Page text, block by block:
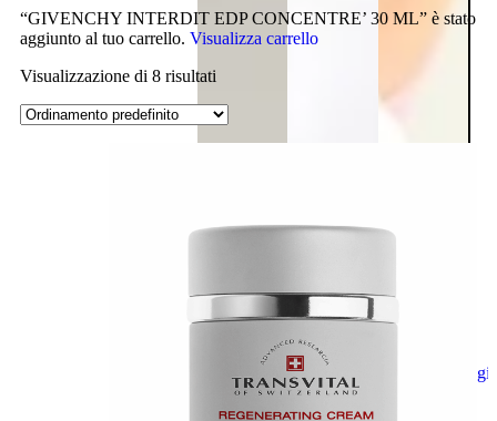
Aggiungi
“GIVENCHY INTERDIT EDP CONCENTRE’ 30 ML” è stato
aggiunto al tuo carrello. Visualizza carrello
Visualizzazione di 8 risultati